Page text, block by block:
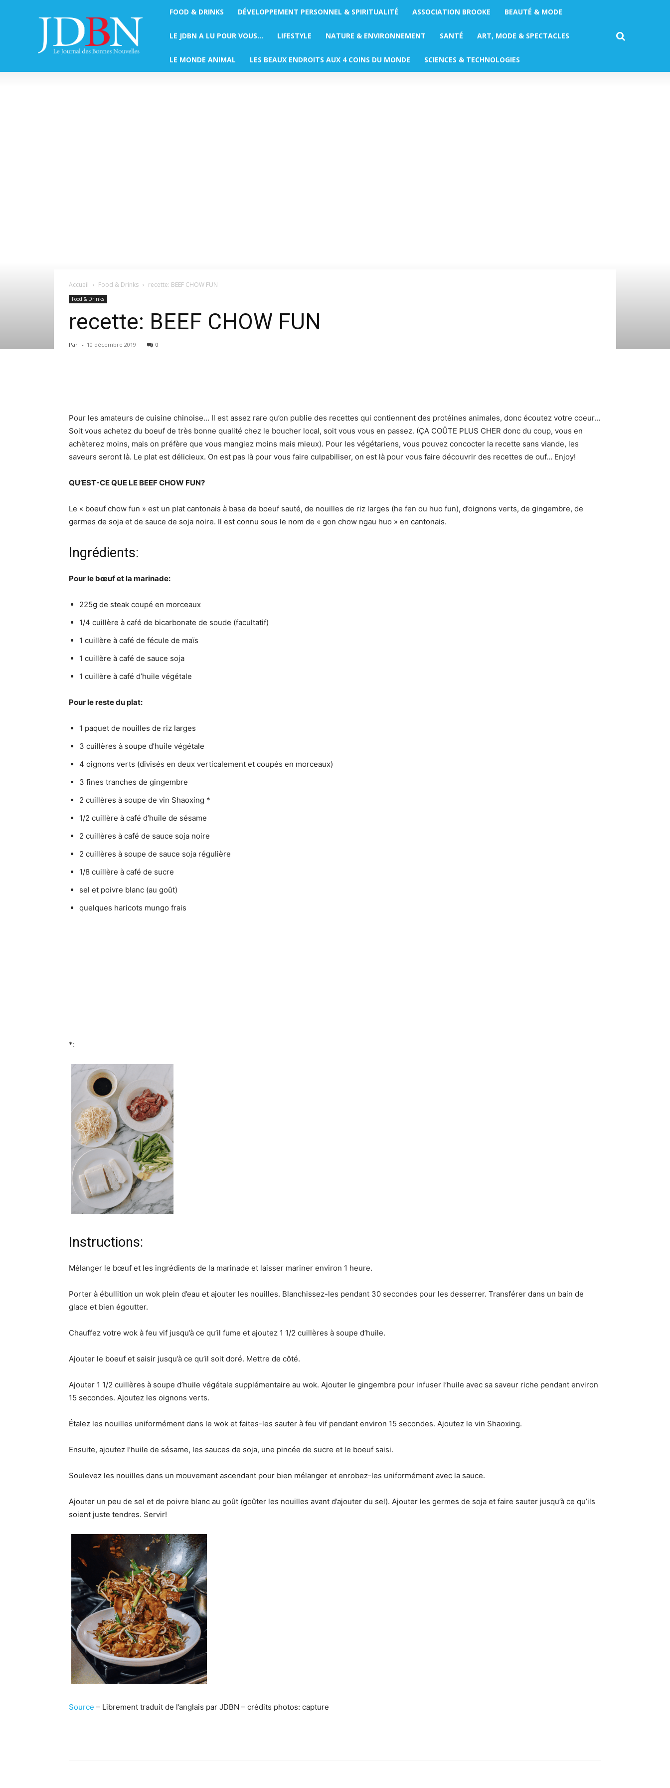
FOOD & DRINKS DÉVELOPPEMENT PERSONNEL & SPIRITUALITÉ ASSOCIATION BROOKE BEAUTÉ & MODE
LE JDBN A LU POUR VOUS… LIFESTYLE NATURE & ENVIRONNEMENT SANTÉ ART, MODE & SPECTACLES
LE MONDE ANIMAL LES BEAUX ENDROITS AUX 4 COINS DU MONDE SCIENCES & TECHNOLOGIES
Accueil Food & Drinks recette: BEEF CHOW FUN
Food & Drinks
recette: BEEF CHOW FUN
Par - 10 décembre 2019 0
Pour les amateurs de cuisine chinoise… Il est assez rare qu’on publie des recettes qui contiennent des protéines animales, donc écoutez votre coeur…
Soit vous achetez du boeuf de très bonne qualité chez le boucher local, soit vous vous en passez. (ÇA COÛTE PLUS CHER donc du coup, vous en
achèterez moins, mais on préfère que vous mangiez moins mais mieux). Pour les végétariens, vous pouvez concocter la recette sans viande, les
saveurs seront là. Le plat est délicieux. On est pas là pour vous faire culpabiliser, on est là pour vous faire découvrir des recettes de ouf… Enjoy!
QU’EST-CE QUE LE BEEF CHOW FUN?
Le « boeuf chow fun » est un plat cantonais à base de boeuf sauté, de nouilles de riz larges (he fen ou huo fun), d’oignons verts, de gingembre, de
germes de soja et de sauce de soja noire. Il est connu sous le nom de « gon chow ngau huo » en cantonais.
Ingrédients:
Pour le bœuf et la marinade:
225g de steak coupé en morceaux
1/4 cuillère à café de bicarbonate de soude (facultatif)
1 cuillère à café de fécule de maïs
1 cuillère à café de sauce soja
1 cuillère à café d’huile végétale
Pour le reste du plat:
1 paquet de nouilles de riz larges
3 cuillères à soupe d’huile végétale
4 oignons verts (divisés en deux verticalement et coupés en morceaux)
3 fines tranches de gingembre
2 cuillères à soupe de vin Shaoxing *
1/2 cuillère à café d’huile de sésame
2 cuillères à café de sauce soja noire
2 cuillères à soupe de sauce soja régulière
1/8 cuillère à café de sucre
sel et poivre blanc (au goût)
quelques haricots mungo frais
*:
Instructions:
Mélanger le bœuf et les ingrédients de la marinade et laisser mariner environ 1 heure.
Porter à ébullition un wok plein d’eau et ajouter les nouilles. Blanchissez-les pendant 30 secondes pour les desserrer. Transférer dans un bain de
glace et bien égoutter.
Chauffez votre wok à feu vif jusqu’à ce qu’il fume et ajoutez 1 1/2 cuillères à soupe d’huile.
Ajouter le boeuf et saisir jusqu’à ce qu’il soit doré. Mettre de côté.
Ajouter 1 1/2 cuillères à soupe d’huile végétale supplémentaire au wok. Ajouter le gingembre pour infuser l’huile avec sa saveur riche pendant environ
15 secondes. Ajoutez les oignons verts.
Étalez les nouilles uniformément dans le wok et faites-les sauter à feu vif pendant environ 15 secondes. Ajoutez le vin Shaoxing.
Ensuite, ajoutez l’huile de sésame, les sauces de soja, une pincée de sucre et le boeuf saisi.
Soulevez les nouilles dans un mouvement ascendant pour bien mélanger et enrobez-les uniformément avec la sauce.
Ajouter un peu de sel et de poivre blanc au goût (goûter les nouilles avant d’ajouter du sel). Ajouter les germes de soja et faire sauter jusqu’à ce qu’ils
soient juste tendres. Servir!
Source – Librement traduit de l’anglais par JDBN – crédits photos: capture